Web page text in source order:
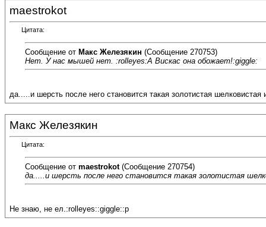
maestrokot
Цитата:
Сообщение от Макс Железякин (Сообщение 270753)
Нет. У нас мышей нет. :rolleyes:А Вискас она обожает!:giggle:
да.....и шерсть после него становится такая золотистая шелковистая
Макс Железякин
Цитата:
Сообщение от maestrokot(Сообщение 270754)
да.....и шерсть после него становится такая золотистая
Не знаю, не ел.:rolleyes::giggle::p